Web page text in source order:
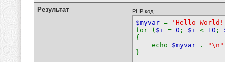
Результат
PHP код:
$myvar =
'Hello
for ( $i = 0 ; $i < 10 ;
{
echo $myvar . "\n"
}